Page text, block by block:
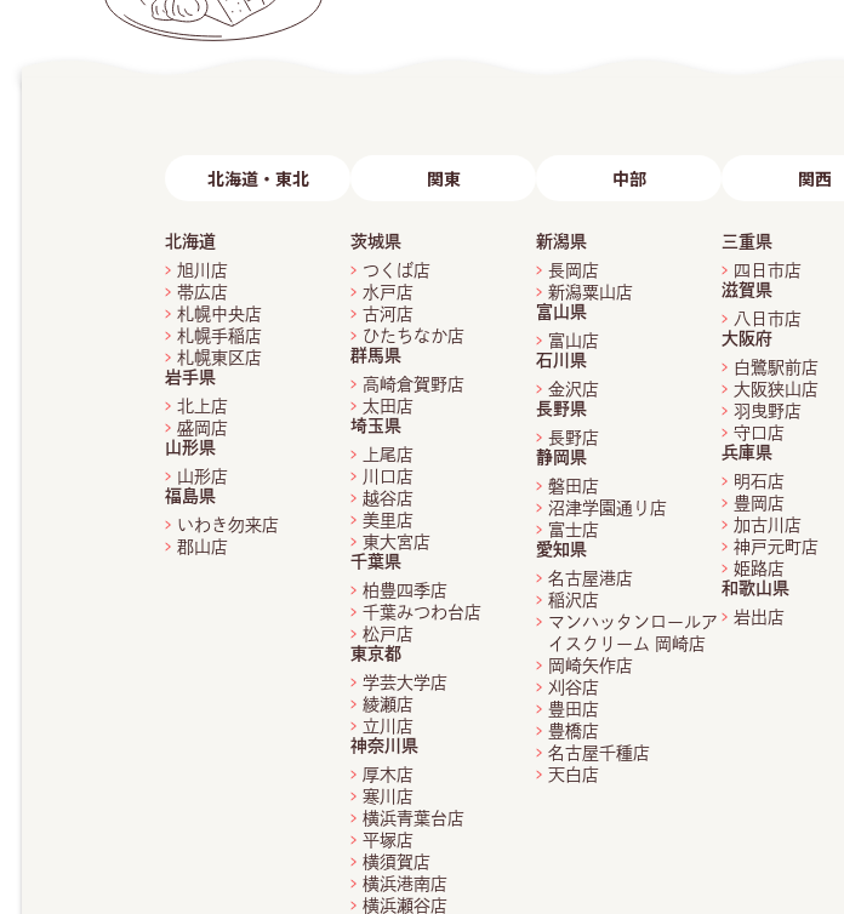
北海道・東北
北海道
旭川店
帯広店
札幌中央店
札幌手稲店
札幌東区店
岩手県
北上店
盛岡店
山形県
山形店
福島県
いわき勿来店
郡山店
関東
茨城県
つくば店
水戸店
古河店
ひたちなか店
群馬県
高崎倉賀野店
太田店
埼玉県
上尾店
川口店
越谷店
美里店
東大宮店
千葉県
柏豊四季店
千葉みつわ台店
松戸店
東京都
学芸大学店
綾瀬店
立川店
神奈川県
厚木店
寒川店
横浜青葉台店
平塚店
横須賀店
横浜港南店
横浜瀬谷店
中部
新潟県
長岡店
新潟粟山店
富山県
富山店
石川県
金沢店
長野県
長野店
静岡県
磐田店
沼津学園通り店
富士店
愛知県
名古屋港店
稲沢店
マンハッタンロールア
イスクリーム 岡崎店
岡崎矢作店
刈谷店
豊田店
豊橋店
名古屋千種店
天白店
関西
三重県
四日市店
滋賀県
八日市店
大阪府
白鷺駅前店
大阪狭山店
羽曳野店
守口店
兵庫県
明石店
豊岡店
加古川店
神戸元町店
姫路店
和歌山県
岩出店